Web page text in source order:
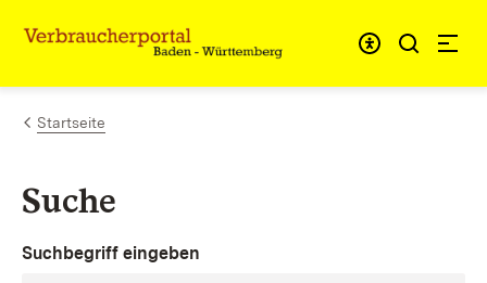
Zum Inhalt springen
Link zur Startseite
Startseite
Suche
Suchbegriff eingeben